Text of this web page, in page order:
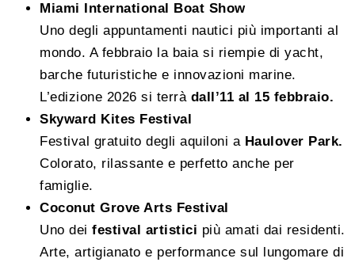
Miami International Boat Show
Uno degli appuntamenti nautici più importanti al
mondo. A febbraio la baia si riempie di yacht,
barche futuristiche e innovazioni marine.
L’edizione 2026 si terrà dall’11 al 15 febbraio.
Skyward Kites Festival
Festival gratuito degli aquiloni aHaulover Park.
Colorato, rilassante e perfetto anche per
famiglie.
Coconut Grove Arts Festival
Uno dei festival artistici più amati dai residenti.
Arte, artigianato e performance sul lungomare di